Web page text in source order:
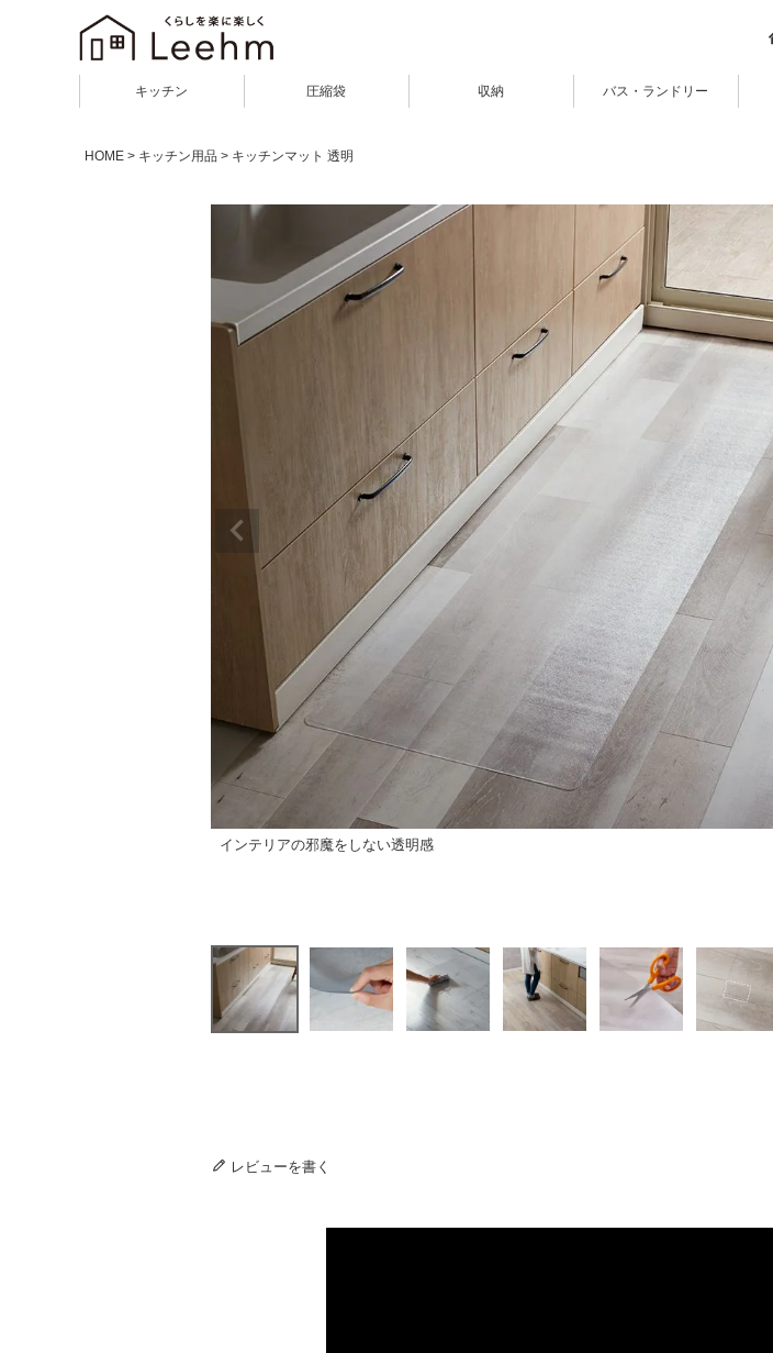
キッチン 圧縮袋 収納 バス・ランドリー
HOME キッチン用品 キッチンマット 透明
インテリアの邪魔をしない透明感
レビューを書く